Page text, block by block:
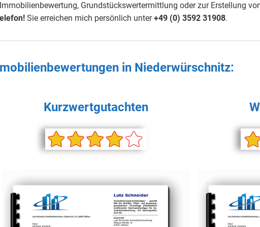
Grundstückswertermittlung oder zur Erstellung
Sie erreichen mich persönlich unter+49 (0) 3592 31908.
in Niederwürschnitz:
Kurzwertgutachten